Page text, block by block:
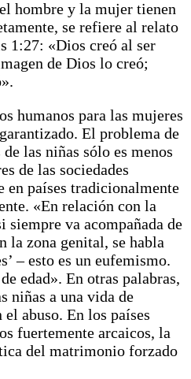
hombre y la mujer tienen
se refiere al relato
1:27: «Dios creó al ser
de Dios lo creó;
humanos para las mujeres
El problema de
las niñas sólo es menos
de las sociedades
en países tradicionalmente
«En relación con la
siempre va acompañada de
la zona genital, se habla
– esto es un eufemismo.
edad». En otras palabras,
niñas a una vida de
abuso. En los países
fuertemente arcaicos, la
del matrimonio forzado